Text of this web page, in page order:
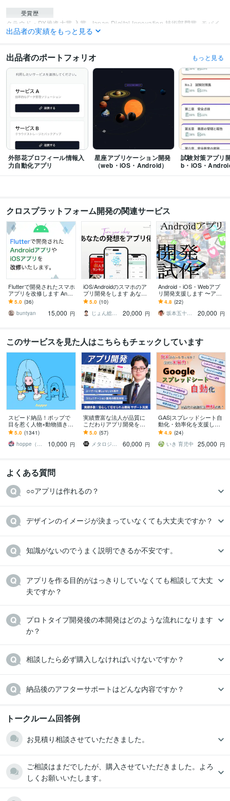
受賞歴
クラウド・DX推進大賞 入賞 Japan Digital Innovation 技術部門賞
モバイ
ルソリューションフェア 開発優秀賞
m UX デザイン賞
スマートテクノロジーアワード優秀プロジェクト賞
Jap
an App Excellent賞
デジタルソリューション大賞 企画優秀賞
Innovation
Leaders Award 技術革新賞
日本スマートDX大賞 優秀開発賞 デジタルク
モバイルDXコンファレンス 開発功労賞
Future Tech Business Award 特別賞 モバイルビジネスコンテスト 優秀実
装賞 DX推進フォーラム 特別表彰 IT Business Leaders Award 功績賞 デ
ジタル産業振興アワード 優秀賞
日本IC革新大賞 プロジェクト特番賞
le Technology Award 開発部門賞
資格・検定
情報処理技術者（応用情報技術者） 取得年 : 2012年
情報セキュリティマネジメント 取得年 : 2016年
情報処理技術者（データベーススペシャリスト） 取得年 : 2016年
情報処理技術者（アプリケーションエンジニア） 取得年 : 2016年
情報処理技術者～テクニカルエンジニア（ネットワーク）
情報処理技術者テクニカルエンジニア（システム管理） 取得年 : 2014年
情報処理技術者～テクニカルエンジニア（情報セキュリティ）
取得年 : 20
14年
情報処理技術者（プロダクションエンジニア） 取得年 : 2015年
情報処理技術者～テクニカルエンジニア（データベース） 取得年 : 2016年
情報処理技術者（マイコン応用システムエンジニア） 取得年 : 2016年
情報処理技術者（第一種情報処理技術者） 取得年 : 2014年
情報処理技術者（第二種情報処理技術者） 取得年 : 2014年
その他情報処理技術者試験
情報処理技術者（システムアナリスト） 取得年 : 2015年
情報処理技術者～テクニカルエンジニア（エンベデッドシステム）
取得年
: 2015年
情報処理技術者（上級システムアドミニストレータ） 取得年 : 2016年
プログラミング言語・フレームワーク
JavaScript:14年jQuery:14年MySQL:14年C#:14年
Kotlin:14年
Objective-C:14年SQL:14年Swift:14年TypeScript:14年Laravel:14年
React:14年Amazon Web Services:14年PostgreSQL:14年SQLite:14年
Git:14年GitHub:14年C++:14年CSS:14年HTML:14年 Java:14年
ビジネス・クリエイティブツール
Access:14年 Excel:14年 Google サイト:10年Google スプレッドシート:10年
Numbers:10年PowerPoint:14年
Google Tag Manager:14年
Canva:3年Figma:3年Adobe Fresco:5年
WordPress:10年
得意分野
IT相談・システム開発
iOS対応アプリケーション開発
Android対応アプリケーション開発 webアプリケーション開発 美容院・
サロン向け予約アプリ開発 ゲームアプリ開発 EC・ショッピングアプリ開
発 フィットネス・ヘルスケアアプリ会社
開発 医療・クリニック予約アプリ開発
アプリ アプリ開発 アプリケーション Web iOS
android
モバイルアプリ
モバイルアプリ開発 アプリケーション開発 webアプリ
IT相談・システム開発
プリ内開発 イベント・チケット管理アプリ開発 社内業務支援アプリ開発
人材採用・旧人アプリ開発に 配送・物流管理アプリ開発
マッチングアプ
リ開発（ビジネス）
農業支援アプリ開発 建築・工事管理アプリ開発
品回収・リサイクルアプリ開発
アプリ アプリ開発 アプリケーション Web webアプリ iOS
android
モバイルアプリ
モバイルアプリ開発
英語
中国語 日常会話レベル
日常会話レベル
フランス語
日常会話レベル
スペイン語
イタリア語 日常会話レベル
タイ語 日常会話レベル
ベトナム語 日常会話レベル
インドネシア語 日常会話レベル
ロシア語
日常会話レベル
ポルトガル語
出品者の実績をもっと見る
出品者のポートフォリオ もっと見る
外部花プロフィール情報入
力自動化アプリ
星座アプリケーション開発
（web・iOS・Android）
試験対策アプリ
b・iOS・
クロスプラットフォーム開発の関連サービス
Flutterで開発されたスマホ
アプリを改修します Andr
oidアプリやiOSアプリど
ちらも改修可能です。
5.0 (36)
buntyan
15,000 円
iOS/Androidのスマホのア
プリ開発をします あなた
のアイデアをアプリにし
ます「最短納品当日〜」
5.0 (10)
じょん総合研究所
20,000 円
Android・iOS・Webアプ
リ開発支援します 〜アプ
リ開発を手伝ってほしい
方向け〜
4.8 (22)
坂本五十六（サカモトイサム）
20,000 円
このサービスを見た人はこちらもチェックしています
スピード納品！ポップで
目を惹く人物×動物描きま
す 挿絵・動画・グッズな
ど鮮やかな配色で個性を
出したい方へ
5.0 (1341)
hoppe（ほっぺ）
10,000 円
実績豊富な法人が品質に
こだわりアプリ開発をし
ます 上場企業からの依頼
や38万DLなど、開発・公
開実績が豊富です
5.0 (57)
メタロジカル株式会社【アプリ開発・運用】
60,000 円
GAS|スプレッドシート自
動化・効率化を支援しま
す 帳票作成／Gmail／Slac
k／スクレイピング／API
連携
4.9 (24)
いき 育児中
25,000 円
よくある質問
○○アプリは作れるの？
デザインのイメージが決まっていなくても大丈夫ですか？
知識がないのでうまく説明できるか不安です。
アプリを作る目的がはっきりしていなくても相談して大丈
夫ですか？
プロトタイプ開発後の本開発はどのような流れになります
か？
相談したら必ず購入しなければいけないですか？
納品後のアフターサポートはどんな内容ですか？
トークルーム回答例
お見積り相談させていただきました。
ご相談はまだでしたが、購入させていただきました。よろ
しくお願いいたします。